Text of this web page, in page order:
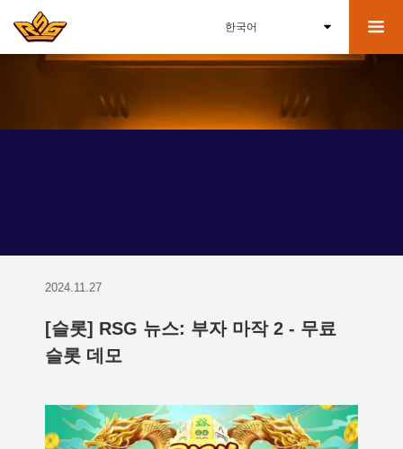
최신 소식
2024.11.27
[슬롯] RSG 뉴스: 부자 마작 2 - 무료
슬롯 데모